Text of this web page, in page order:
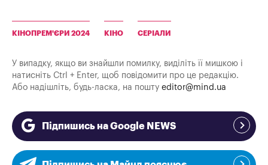
КІНОПРЕМ'ЄРИ 2024 КІНО СЕРІАЛИ
У випадку, якщо ви знайшли помилку, виділіть її мишкою і
натисніть Ctrl + Enter, щоб повідомити про це редакцію.
Або надішліть, будь-ласка, на пошту editor@mind.ua
Підпишись на Google NEWS